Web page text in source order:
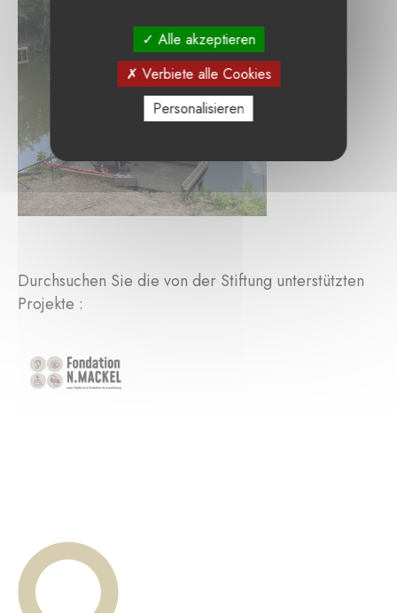
Durchsuchen Sie die von der Stiftung unterstützten
Projekte :
Alle akzeptieren
Verbiete alle Cookies
Personalisieren